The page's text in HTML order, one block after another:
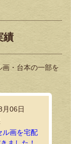
績
・台本の一部を
月06日
ル画を宅配